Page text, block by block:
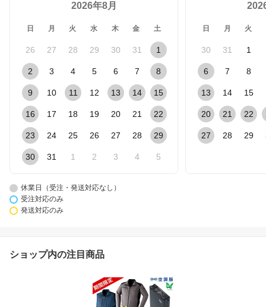
2026年8月
日 月 火 水 木 金 土
26 27 28 29 30 31 1
2 3 4 5 6 7 8
9 10 11 12 13 14 15
16 17 18 19 20 21 22
23 24 25 26 27 28 29
30 31 1 2 3 4 5
日 月 火
30 31 1
6 7 8
13 14 15
20 21 22
27 28 29
休業日（受注・発送対応なし）
受注対応のみ
発送対応のみ
ショップ内の注目商品